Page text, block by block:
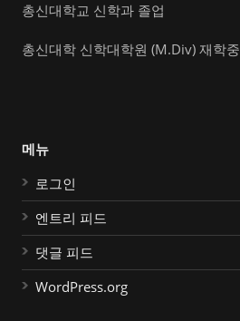
총신대학교 신학과 졸업
총신대학 신학대학원 (M.Div) 재학중
메뉴
로그인
엔트리 피드
댓글 피드
WordPress.org